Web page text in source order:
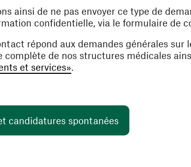
ainsi de ne pas envoyer ce type de
confidentielle, via le formulaire de
répond aux demandes générales sur
complète de nos structures médicales
et services».
candidatures spontanées